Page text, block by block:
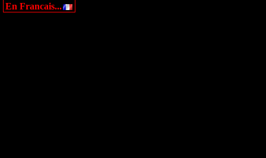
En Francais...